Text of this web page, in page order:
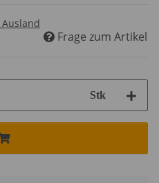
Ausland
Frage zum Artikel
Stk